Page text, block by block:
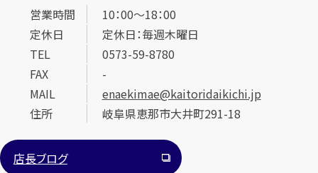
営業時間
10：00～18：00
定休日
定休日：毎週木曜日
TEL
0573-59-8780
FAX
-
MAIL
enaekimae@kaitoridaikichi.jp
住所
岐阜県恵那市大井町291-18
店長ブログ